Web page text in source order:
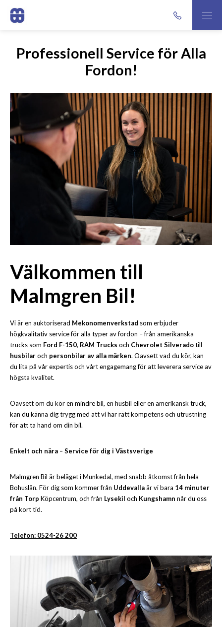
Professionell Service för Alla
Fordon!
Välkommen till
Malmgren Bil!
Vi är en auktoriserad Mekonomenverkstad som erbjuder
högkvalitativ service för alla typer av fordon – från amerikanska
trucks som Ford F-150, RAM Trucks och Chevrolet Silveradotill
husbilaroch personbilar av alla märken. Oavsett vad du kör, kan
du lita på vår expertis och vårt engagemang för att leverera service av
högsta kvalitet.
Oavsett om du kör en mindre bil, en husbil eller en amerikansk truck,
kan du känna dig trygg med att vi har rätt kompetens och utrustning
för att ta hand om din bil.
Enkelt och nära – Service för dig i Västsverige
Malmgren Bil är beläget i Munkedal, med snabb åtkomst från hela
Bohuslän. För dig som kommer från Uddevallaär vi bara 14 minuter
från Torp Köpcentrum, och från Lysekil och Kungshamn når du oss
på kort tid.
Telefon: 0524-26 200